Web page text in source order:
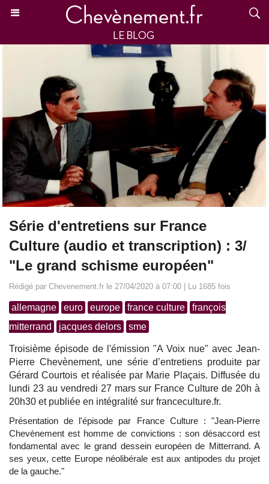
Série d'entretiens sur France
Culture (audio et transcription) : 3/
"Le grand schisme européen"
Rédigé par Chevenement.fr le 27/04/2020 à 07:00 | Lu 1685 fois
allemagne euro europe france culture
françois
mitterrand
jacques delors sme
Troisième épisode de l'émission "A Voix nue" avec Jean-
Pierre Chevènement, une série d’entretiens produite par
Gérard Courtois et réalisée par Marie Plaçais. Diffusée du
lundi 23 au vendredi 27 mars sur France Culture de 20h à
20h30 et publiée en intégralité sur franceculture.fr.
Présentation de l'épisode par France Culture : "Jean-Pierre
Chevènement est homme de convictions : son désaccord est
fondamental avec le grand dessein européen de Mitterrand. A
ses yeux, cette Europe néolibérale est aux antipodes du projet
de la gauche."